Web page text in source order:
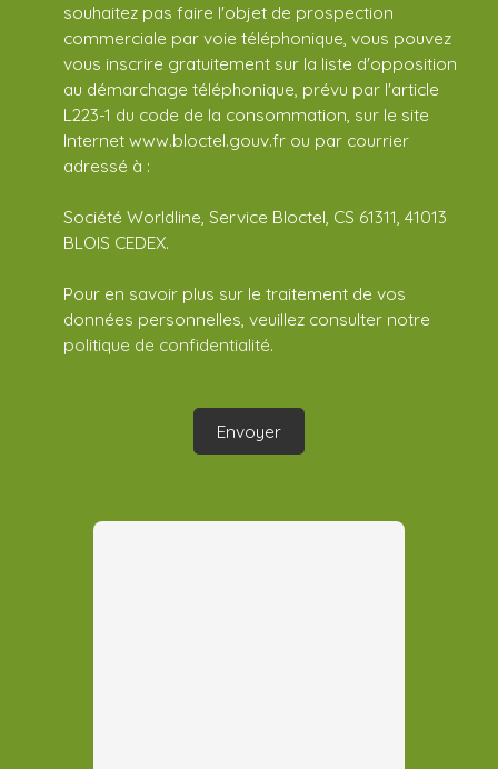
souhaitez pas faire l'objet de prospection
commerciale par voie téléphonique, vous pouvez
vous inscrire gratuitement sur la liste d'opposition
au démarchage téléphonique, prévu par l'article
L223-1 du code de la consommation, sur le site
Internet www.bloctel.gouv.fr ou par courrier
adressé à :
Société Worldline, Service Bloctel, CS 61311, 41013
BLOIS CEDEX.
Pour en savoir plus sur le traitement de vos
données personnelles, veuillez consulter notre
politique de confidentialité.
Envoyer